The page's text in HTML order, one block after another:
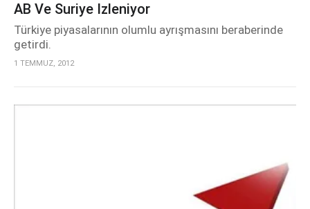
AB Ve Suriye Izleniyor
Türkiye piyasalarının olumlu ayrışmasını beraberinde
getirdi.
1 TEMMUZ, 2012